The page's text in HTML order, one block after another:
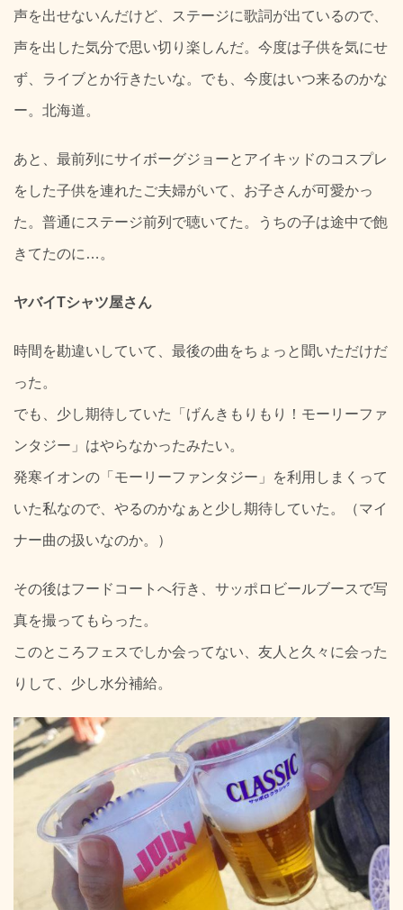
声を出せないんだけど、ステージに歌詞が出ているので、
声を出した気分で思い切り楽しんだ。今度は子供を気にせ
ず、ライブとか行きたいな。でも、今度はいつ来るのかな
ー。北海道。
あと、最前列にサイボーグジョーとアイキッドのコスプレ
をした子供を連れたご夫婦がいて、お子さんが可愛かっ
た。普通にステージ前列で聴いてた。うちの子は途中で飽
きてたのに…。
ヤバイTシャツ屋さん
時間を勘違いしていて、最後の曲をちょっと聞いただけだ
った。
でも、少し期待していた「げんきもりもり！モーリーファ
ンタジー」はやらなかったみたい。
発寒イオンの「モーリーファンタジー」を利用しまくって
いた私なので、やるのかなぁと少し期待していた。（マイ
ナー曲の扱いなのか。）
その後はフードコートへ行き、サッポロビールブースで写
真を撮ってもらった。
このところフェスでしか会ってない、友人と久々に会った
りして、少し水分補給。